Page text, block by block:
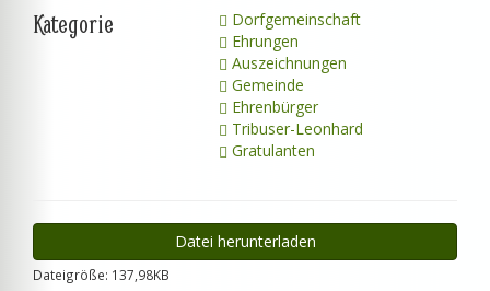
Kategorie
Dorfgemeinschaft
Ehrungen
Auszeichnungen
Gemeinde
Ehrenbürger
Tribuser-Leonhard
Gratulanten
Datei herunterladen
Dateigröße: 137,98KB